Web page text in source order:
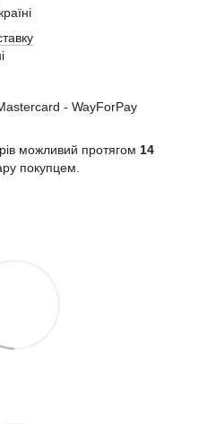
- WayForPay
можливий протягом 14
покупцем.